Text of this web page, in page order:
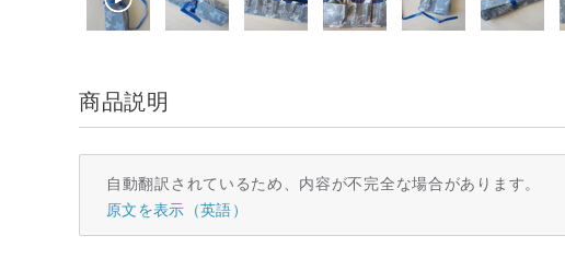
商品説明
自動翻訳されているため、内容が不完全な場合があります。
原文を表示（英語）